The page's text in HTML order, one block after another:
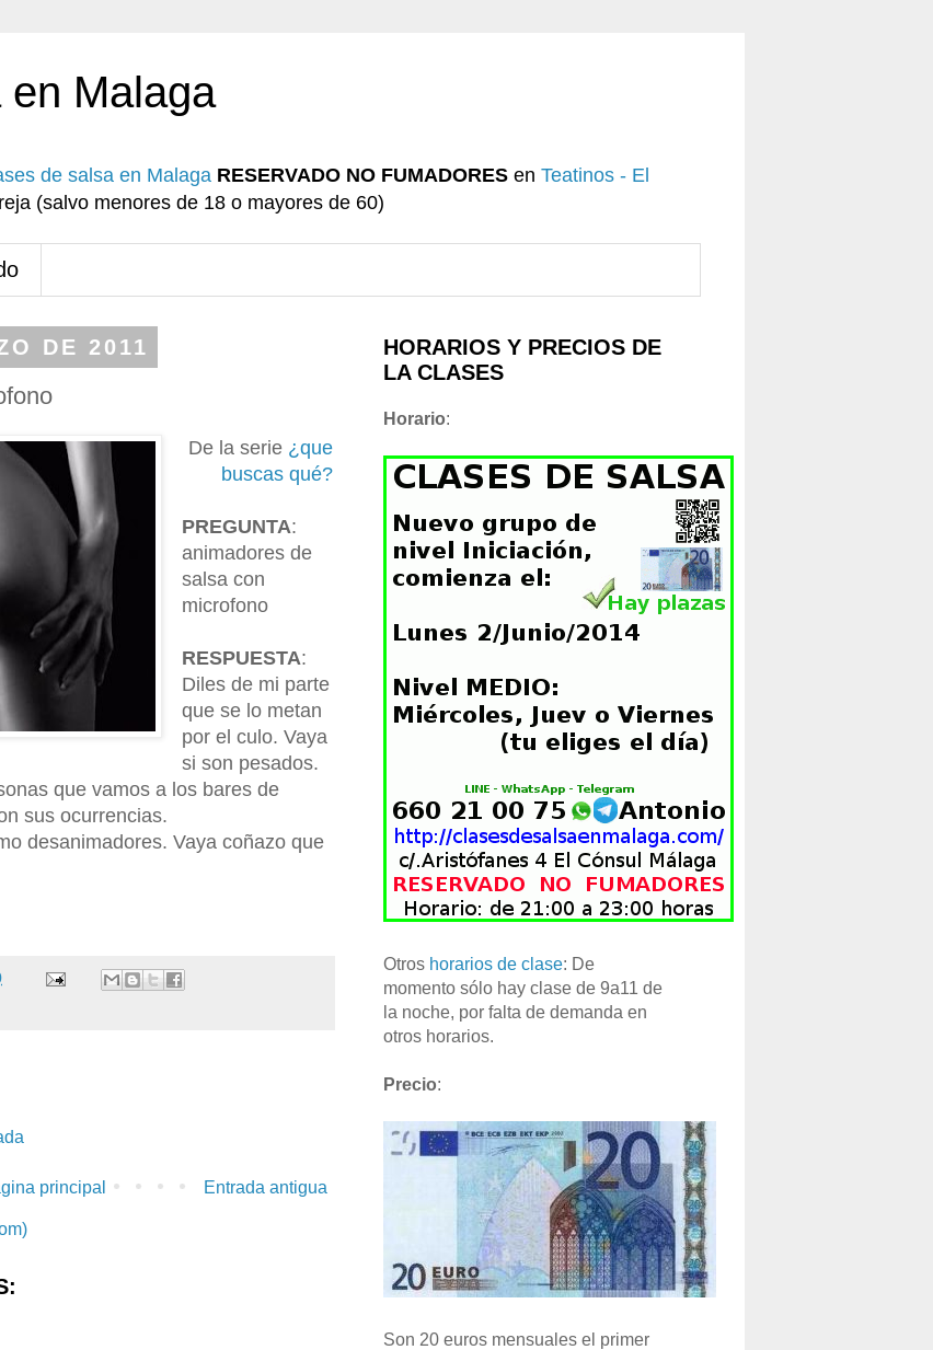
Malaga
de salsa en Malaga RESERVADO NO FUMADORES en Teatinos - El
(salvo menores de 18 o mayores de 60)
DE 2011
De la serie ¿que
buscas qué?
PREGUNTA:
animadores de
salsa con
microfono
RESPUESTA:
Diles de mi parte
que se lo metan
por el culo. Vaya
si son pesados.
que vamos a los bares de
sus ocurrencias.
desanimadores. Vaya coñazo que
Entrada antigua
principal
HORARIOS Y PRECIOS DE
LA CLASES
Horario:
Otros horarios de clase: De
momento sólo hay clase de 9a11 de
la noche, por falta de demanda en
otros horarios.
Precio:
Son 20 euros mensuales el primer